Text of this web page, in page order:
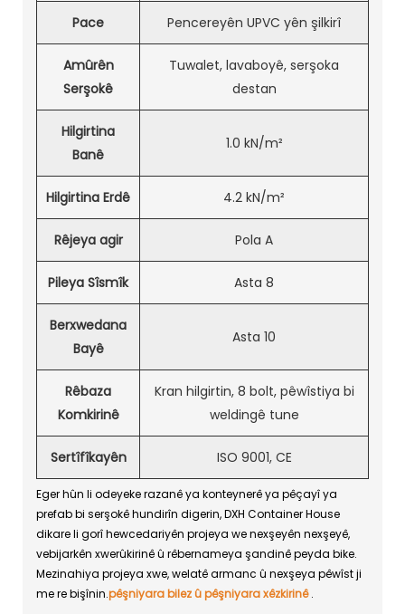
Pace Pencereyên UPVC yên şilkirî
Amûrên
Serşokê
Tuwalet, lavaboyê, serşoka
destan
Hilgirtina
Banê
1.0 kN/m²
Hilgirtina Erdê 4.2 kN/m²
Rêjeya agir Pola A
Pileya Sîsmîk Asta 8
Berxwedana
Bayê
Asta 10
Rêbaza
Komkirinê
Kran hilgirtin, 8 bolt, pêwîstiya bi
weldingê tune
Sertîfîkayên ISO 9001, CE
Eger hûn li odeyeke razanê ya konteynerê ya pêçayî ya
prefab bi serşokê hundirîn digerin, DXH Container House
dikare li gorî hewcedariyên projeya we nexşeyên nexşeyê,
vebijarkên xwerûkirinê û rêbernameya şandinê peyda bike.
Mezinahiya projeya xwe, welatê armanc û nexşeya pêwîst ji
me re bişînin.pêşniyara bilez û pêşniyara xêzkirinê.